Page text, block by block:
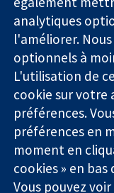
Des décisions
éclairées.
Une meilleure
santé.
La Collaboration
1045921) et une
03044323) enregistrée
analytiques
l'améliorer.
optionnels à
L'utilisation de
cookie sur votre
préférences.
préférences en
moment en
cookies » en bas
Vous pouvez